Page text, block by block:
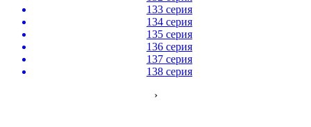
133 серия
134 серия
135 серия
136 серия
137 серия
138 серия
›